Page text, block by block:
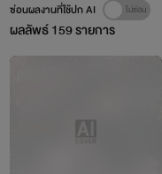
ผลลัพธ์159รายการ
ซ่อนผลงานที่ใช้ปก AI